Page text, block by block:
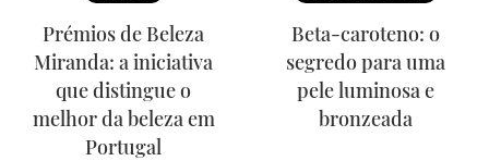
Prémios de Beleza
Miranda: a iniciativa
que distingue o
melhor da beleza em
Portugal
Beta-caroteno: o
segredo para uma
pele luminosa e
bronzeada